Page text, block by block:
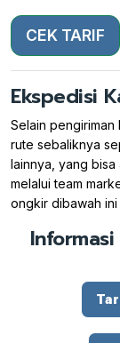
CEK TARIF
Ekspedisi
Selain pengiriman
rute sebaliknya
lainnya, yang
melalui team
ongkir dibawah ini